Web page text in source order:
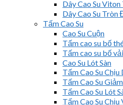
Dây Cao Su
Dây Cao Su Tròn
Tấm Cao Su
Cao Su Cuộn
Tấm cao su bố
Tấm cao su bố vải
Cao Su Lót Sàn
Tấm Cao Su Chịu
Tấm Cao Su
Tấm Cao Su Lót
Tấm Cao Su Chịu